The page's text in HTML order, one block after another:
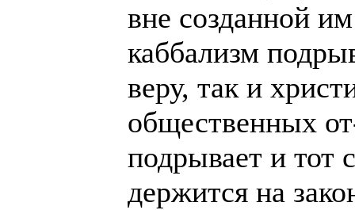
вне созданной
каббализм
веру, так и
общественных
подрывает и тот
держится на